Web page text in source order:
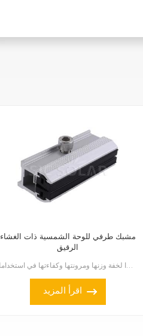
مشبك طرفي للوحة الشمسية ذات الغشاء
الرقيق
أصبحت مشابك تثبيت الألواح الشمسية الرقيقة شائعةً جدًا نظرًا لخفة وزنها ومرونتها وكفاءتها في استخداما...
اقرأ المزيد